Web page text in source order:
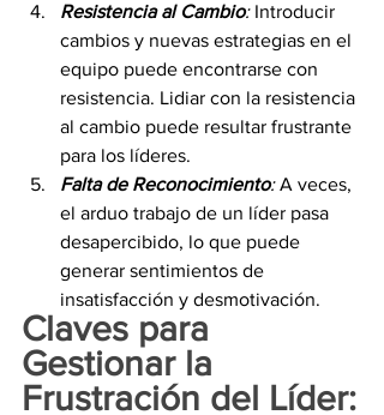
Resistencia al Cambio: Introducir
cambios y nuevas estrategias en el
equipo puede encontrarse con
resistencia. Lidiar con la resistencia
al cambio puede resultar frustrante
para los líderes.
Falta de Reconocimiento: A veces,
el arduo trabajo de un líder pasa
desapercibido, lo que puede
generar sentimientos de
insatisfacción y desmotivación.
Claves para
Gestionar la
Frustración del Líder: